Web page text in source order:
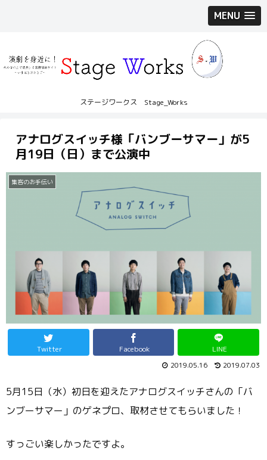
MENU
ステージワークス Stage_Works
アナログスイッチ様「バンブーサマー」が5
月19日（日）まで公演中
集客のお手伝い
Twitter Facebook LINE
2019.05.16 2019.07.03
5月15日（水）初日を迎えたアナログスイッチさんの「バ
ンブーサマー」のゲネプロ、取材させてもらいました！
すっごい楽しかったですよ。